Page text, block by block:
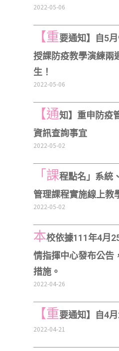
2022-05-06
【重要通知】自5
授課防疫教學演練兩
生！
2022-05-06
【通知】重申防疫
資訊查詢事宜
2022-05-02
「課程點名」系統
管理課程實施線上教
2022-05-02
本校依據111年4月
情指揮中心發布公告
措施。
2022-04-26
【重要通知】自4
2022-04-21